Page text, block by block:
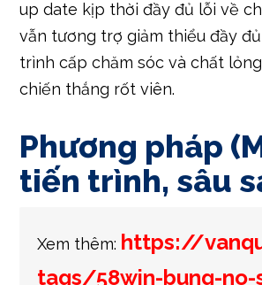
chiến thắng rốt viên.
Phương pháp
tiến trình, sâu
Xem thêm:https://
tags/58win-bung-
khong-the-bo-lo-20-